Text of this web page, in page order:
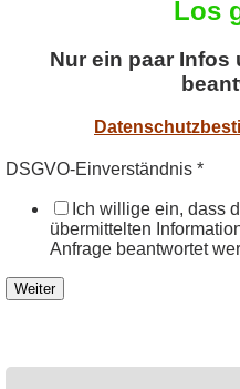
Los
Nur ein paar Infos
DSGVO-Einverständnis *
Ich willige ein, dass
übermittelten
Anfrage beantwortet
Weiter